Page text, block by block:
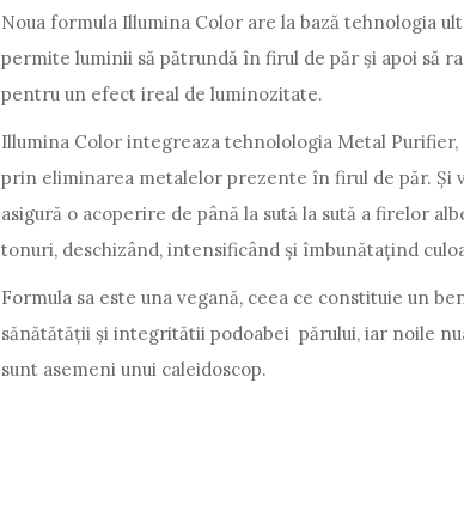
Noua formula Illumina Color are la bază tehnologia
permite luminii să pătrundă în firul de păr și apoi să
pentru un efect ireal de luminozitate.
Illumina Color integreaza tehnolologia Metal
prin eliminarea metalelor prezente în firul de păr. Și
asigură o acoperire de până la sută la sută a firelor
tonuri, deschizând, intensificând și îmbunătațind
Formula sa este una vegană, ceea ce constituie un
sănătătății și integritătii podoabei părului, iar noile
sunt asemeni unui caleidoscop.